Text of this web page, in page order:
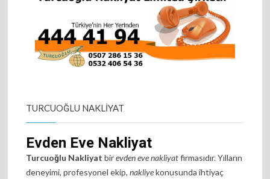
TURCUOĞLU NAKLIYAT
Evden Eve Nakliyat
Turcuoğlu Nakliyat birevden eve nakliyatfirmasıdır. Yılların
deneyimi, profesyonel ekip,nakliyekonusunda ihtiyaç